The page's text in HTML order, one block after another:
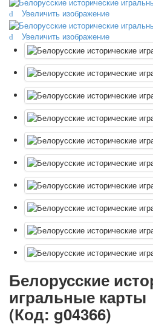
доставка
Избранное
Увеличить изображение
Увеличить изображение
Белорусские
игральные карты
(Код: g04366)